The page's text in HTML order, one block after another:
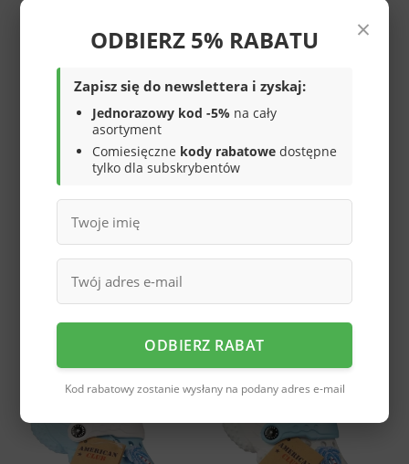
basenowe American Club
BNH-78BL
35,00 zł
basenowe American Club
BNH-78BU
Dziecięce klapki
basenowe American Club
CNH-65LTPU
basenowe EMAX Club
A6303DKGYGR
29,00 zł
×
ODBIERZ 5% RABATU
Zapisz się do newslettera i zyskaj:
Jednorazowy kod -5% na cały
asortyment
Comiesięczne kody rabatowe dostępne
tylko dla subskrybentów
ODBIERZ RABAT
Kod rabatowy zostanie wysłany na podany adres e-mail